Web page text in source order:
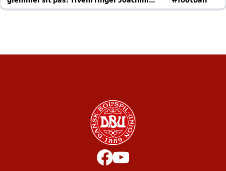
altid til efter kampe?